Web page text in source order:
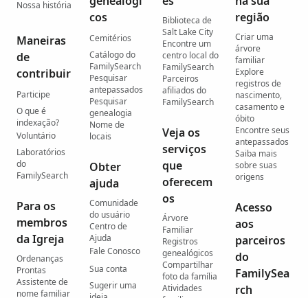
Nossa história
Maneiras
de
contribuir
Participe
O que é
indexação?
Voluntário
Laboratórios
do
FamilySearch
Para os
membros
da Igreja
Ordenanças
Prontas
Assistente de
nome familiar
cos
Cemitérios
Catálogo do
FamilySearch
Pesquisar
antepassados
Pesquisar
genealogia
Nome de
locais
Obter
ajuda
Comunidade
do usuário
Centro de
Ajuda
Fale Conosco
Sua conta
Sugerir uma
Biblioteca de
Salt Lake City
Encontre um
centro local do
FamilySearch
Parceiros
afiliados do
FamilySearch
Veja os
serviços
que
oferecem
os
Árvore
Familiar
Registros
genealógicos
Compartilhar
foto da família
Atividades
região
Criar uma
árvore
familiar
Explore
registros de
nascimento,
casamento e
óbito
Encontre seus
antepassados
Saiba mais
sobre suas
origens
Acesso
aos
parceiros
do
FamilySea
rch